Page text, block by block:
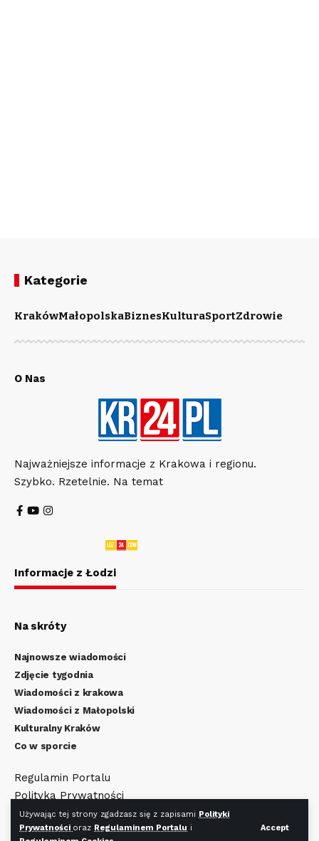
Używając tej strony zgadzasz się z zapisami Polityki
Prywatności oraz Regulaminem Portalu i
Accept
Kategorie
KrakówMałopolskaBiznesKulturaSportZdrowie
O Nas
Najważniejsze informacje z Krakowa i regionu.
Szybko. Rzetelnie. Na temat
Informacje z Łodzi
Na skróty
Najnowsze wiadomości
Zdjęcie tygodnia
Wiadomości z krakowa
Wiadomości z Małopolski
Kulturalny Kraków
Co w sporcie
Regulamin Portalu
Polityka Prywatności
Regulamin Cookies